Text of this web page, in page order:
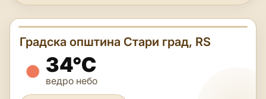
Градска општина Стари град, RS
34°C
ведро небо